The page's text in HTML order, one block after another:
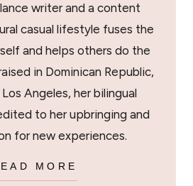
writer and a content
casual lifestyle fuses the
and helps others do the
in Dominican Republic,
Angeles, her bilingual
to her upbringing and
for new experiences.
MORE